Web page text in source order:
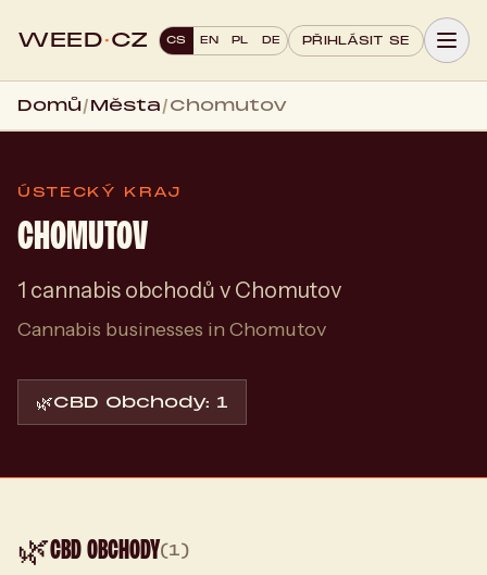
WEED·CZ CS EN PL DE PŘIHLÁSIT SE
Domů/Města/Chomutov
ÚSTECKÝ KRAJ
CHOMUTOV
1 cannabis obchodů v Chomutov
Cannabis businesses in Chomutov
🌿CBD Obchody: 1
🌿CBD OBCHODY(1)